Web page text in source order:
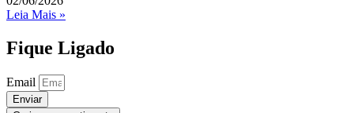
Leia Mais »
Fique Ligado
Email
Enviar